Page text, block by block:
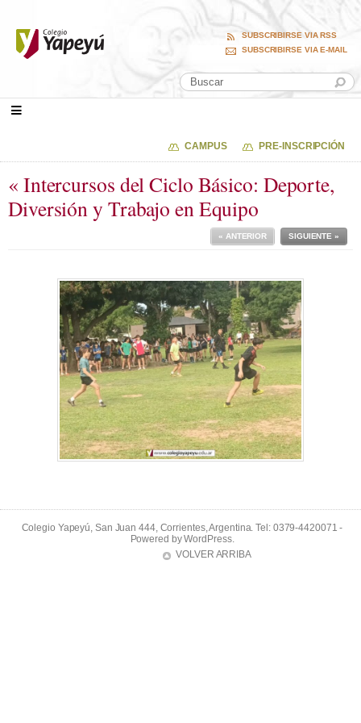
SUBSCRIBIRSE VIA RSS
SUBSCRIBIRSE VIA E-MAIL
CAMPUS PRE-INSCRIPCIÓN
« Intercursos del Ciclo Básico: Deporte,
Diversión y Trabajo en Equipo
SIGUIENTE »
« ANTERIOR
Colegio Yapeyú, San Juan 444, Corrientes, Argentina. Tel: 0379-4420071 -
Powered byWordPress.
VOLVER ARRIBA